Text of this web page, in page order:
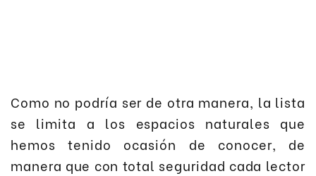
Como no podría ser de otra manera, la lista
se limita a los espacios naturales que
hemos tenido ocasión de conocer, de
manera que con total seguridad cada lector